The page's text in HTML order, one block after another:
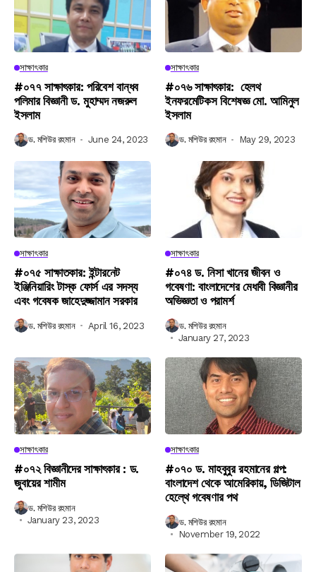
সাক্ষাৎকার
#০৭৭ সাক্ষাৎকার: পরিবেশ বান্ধব
পলিমার বিজ্ঞানী ড. মুহাম্মদ নজরুল
ইসলাম
ড. মশিউর রহমান June 24, 2023
সাক্ষাৎকার
#০৭৬ সাক্ষাৎকার: হেলথ
ইনফরমেটিকস বিশেষজ্ঞ মো. আমিনুল
ইসলাম
ড. মশিউর রহমান May 29, 2023
সাক্ষাৎকার
#০৭৫ সাক্ষাতকার: ইন্টারনেট
ইঞ্জিনিয়ারিং টাস্ক ফোর্স এর সদস্য
এবং গবেষক জাহেদুজ্জামান সরকার
ড. মশিউর রহমান April 16, 2023
সাক্ষাৎকার
#০৭৪ ড. নিসা খানের জীবন ও
গবেষণা: বাংলাদেশের মেধাবী বিজ্ঞানীর
অভিজ্ঞতা ও পরামর্শ
ড. মশিউর রহমান
January 27, 2023
সাক্ষাৎকার
#০৭২ বিজ্ঞানীদের সাক্ষাৎকার : ড.
জুবায়ের শামীম
ড. মশিউর রহমান
January 23, 2023
সাক্ষাৎকার
#০৭০ ড. মাহবুবুর রহমানের গল্প:
বাংলাদেশ থেকে আমেরিকায়, ডিজিটাল
হেল্থে গবেষণার পথ
ড. মশিউর রহমান
November 19, 2022